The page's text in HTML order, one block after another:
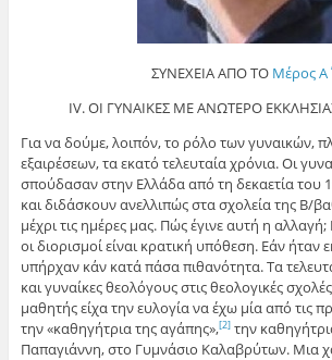
ΣΥΝΕΧΕΙΑ ΑΠΟ ΤΟ Μέρος Α΄
IV. ΟΙ ΓΥΝΑΙΚΕΣ ΜΕ ΑΝΩΤΕΡΟ
Για να δούμε, λοιπόν, το ρόλο των γυναικών,
εξαιρέσεων, τα εκατό τελευταία χρόνια. Οι
σπούδασαν στην Ελλάδα από τη δεκαετία του
και διδάσκουν ανελλιπώς στα σχολεία της Β/
μέχρι τις ημέρες μας. Πώς έγινε αυτή η
οι διορισμοί είναι κρατική υπόθεση. Εάν ήταν
υπήρχαν κάν κατά πάσα πιθανότητα. Τα
και γυναίκες θεολόγους στις θεολογικές
μαθητής είχα την ευλογία να έχω μία από τις
την «καθηγήτρια της αγάπης»,[2]την
Παπαγιάννη, στο Γυμνάσιο Καλαβρύτων. Μια